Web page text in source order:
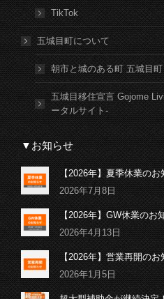
TikTok
五城目町について
朝市と城のある町 五城目町
五城目移住宣言 Gojome
ータルサイト-
▼お知らせ
【2026年】夏季休業のお
2026年7月8日
【2026年】GW休業のお
2026年4月13日
【2026年】営業再開のお
2026年1月5日